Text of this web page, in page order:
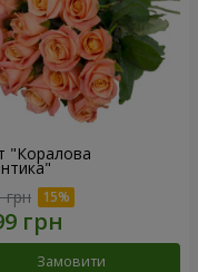
"Коралова
грн
Замовити